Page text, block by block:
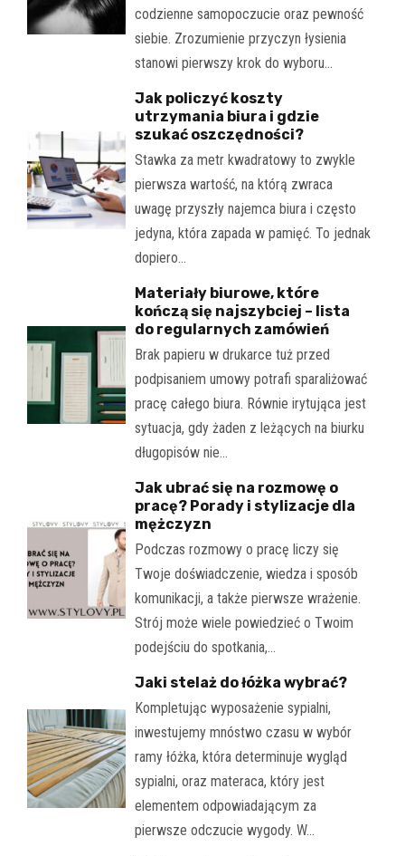
codzienne samopoczucie oraz pewność
siebie. Zrozumienie przyczyn łysienia
stanowi pierwszy krok do wyboru…
Jak policzyć koszty
utrzymania biura i gdzie
szukać oszczędności?
Stawka za metr kwadratowy to zwykle
pierwsza wartość, na którą zwraca
uwagę przyszły najemca biura i często
jedyna, która zapada w pamięć. To jednak
dopiero…
Materiały biurowe, które
kończą się najszybciej – lista
do regularnych zamówień
Brak papieru w drukarce tuż przed
podpisaniem umowy potrafi sparaliżować
pracę całego biura. Równie irytująca jest
sytuacja, gdy żaden z leżących na biurku
długopisów nie…
Jak ubrać się na rozmowę o
pracę? Porady i stylizacje dla
mężczyzn
Podczas rozmowy o pracę liczy się
Twoje doświadczenie, wiedza i sposób
komunikacji, a także pierwsze wrażenie.
Strój może wiele powiedzieć o Twoim
podejściu do spotkania,…
Jaki stelaż do łóżka wybrać?
Kompletując wyposażenie sypialni,
inwestujemy mnóstwo czasu w wybór
ramy łóżka, która determinuje wygląd
sypialni, oraz materaca, który jest
elementem odpowiadającym za
pierwsze odczucie wygody. W…